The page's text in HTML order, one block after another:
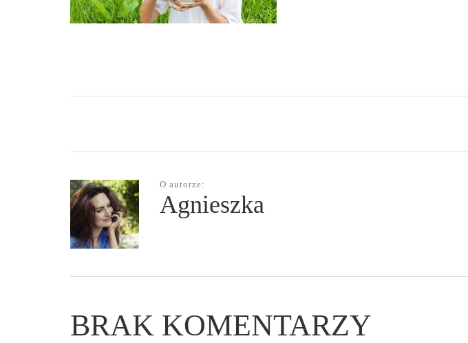
O autorze:
Agnieszka
BRAK KOMENTARZY